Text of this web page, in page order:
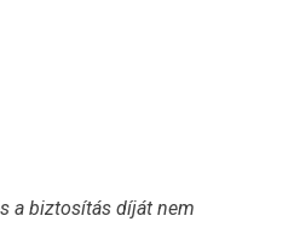
a biztosítás díját nem